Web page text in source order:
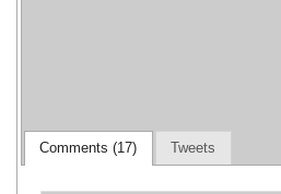
Comments (17) Tweets